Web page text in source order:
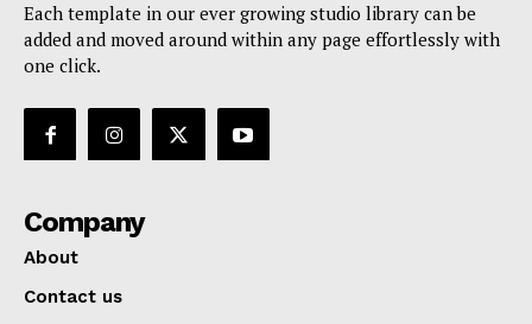
Each template in our ever growing studio library can be
added and moved around within any page effortlessly with
one click.
Company
About
Contact us